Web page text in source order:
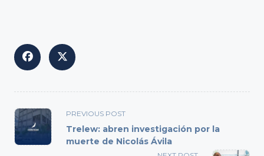
<span
class="nav-
subtitle
PREVIOUS POST
Trelew: abren investigación por la
muerte de Nicolás Ávila